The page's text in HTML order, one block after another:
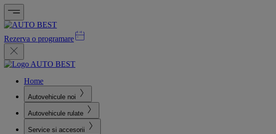
Rezerva o programare
Home
Autovehicule noi
Autovehicule rulate
Service si accesorii